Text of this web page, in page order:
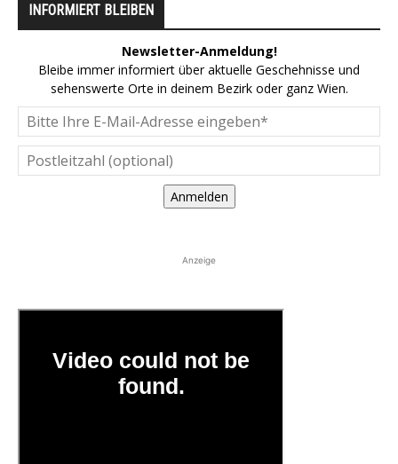
INFORMIERT BLEIBEN
Newsletter-Anmeldung!
Bleibe immer informiert über aktuelle Geschehnisse und
sehenswerte Orte in deinem Bezirk oder ganz Wien.
Anmelden
Anzeige